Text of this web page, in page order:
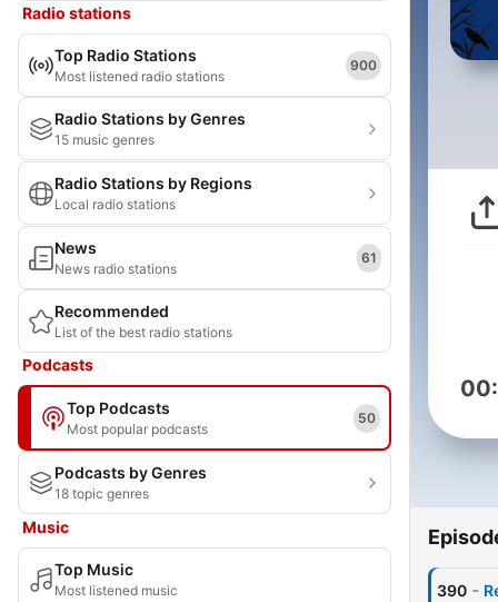
Radio stations
Top Radio Stations
Most listened radio stations
900
Radio Stations by Genres
15 music genres
Radio Stations by Regions
Local radio stations
News
News radio stations
61
Recommended
List of the best radio stations
Podcasts
Top Podcasts
Most popular podcasts
50
Podcasts by Genres
18 topic genres
Music
Top Music
Most listened music 390 -